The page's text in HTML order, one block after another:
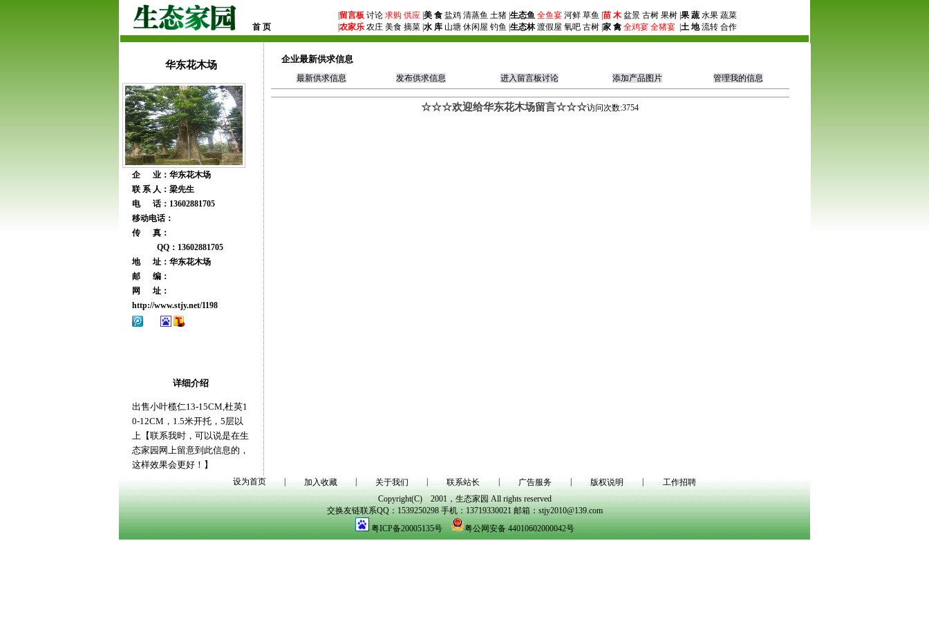
首 页
留言板 讨论 求购 供应 美 食 盐鸡 清蒸鱼 土猪 | 生态鱼 全鱼宴 河鲜 草鱼 | 苗 木 盆景 古树 果树 | 果 蔬水果 蔬菜
农家乐 农庄 美食 摘菜 | 水 库 山塘 休闲屋 钓鱼 | 生态林 渡假屋 氧吧 古树 | 家 禽 全鸡宴 全猪宴 土 地流转 合作
华东花木场
企 业：华东花木场
联 系 人：梁先生
电 话：13602881705
移动电话：
传 真：
QQ：13602881705
地 址：华东花木场
邮 编：
网 址：
http://www.stjy.net/1198
详细介绍
出售小叶榄仁13-15CM,杜英1
0-12CM，1.5米开托，5层以
上【联系我时，可以说是在生
态家园网上留意到此信息的，
这样效果会更好！】
企业最新供求信息
最新供求信息 发布供求信息 进入留言板讨论 添加产品图片 管理我的信息
☆☆☆欢迎给华东花木场留言☆☆☆访问次数:3754
设为首页 加入收藏 关于我们 联系站长 广告服务 版权说明
工作招聘
Copyright(C) 2001，生态家园 All rights reserved
交换友链联系QQ：1539250298 手机：13719330021 邮箱：stjy2010@139.com
粤ICP备20005135号
粤公网安备 44010602000042号